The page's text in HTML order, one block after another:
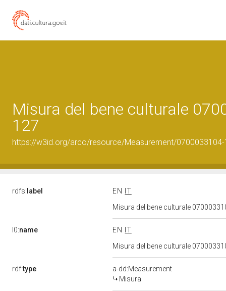
Misura del bene culturale
127
https://w3id.org/arco/resource/Measurement/0700033104-
rdfs: label EN
IT
Misura del bene culturale
l0:name EN
IT
Misura del bene culturale
rdf:type
a-dd:Measurement
Misura